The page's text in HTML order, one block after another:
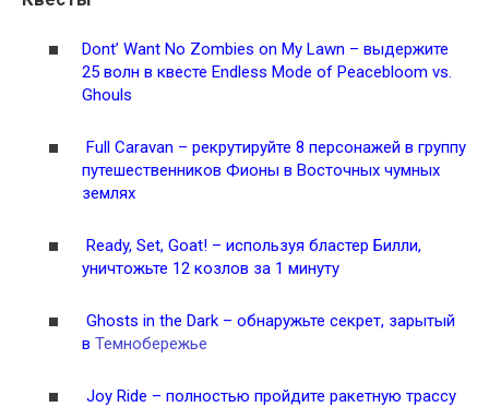
Dont’ Want No Zombies on My Lawn – выдержите
25 волн в квесте Endless Mode of Peacebloom vs.
Ghouls
Full Caravan – рекрутируйте 8 персонажей в группу
путешественников Фионы в Восточных чумных
землях
Ready, Set, Goat! – используя бластер Билли,
уничтожьте 12 козлов за 1 минуту
Ghosts in the Dark – обнаружьте секрет, зарытый
в Темнобережье
Joy Ride – полностью пройдите ракетную трассу